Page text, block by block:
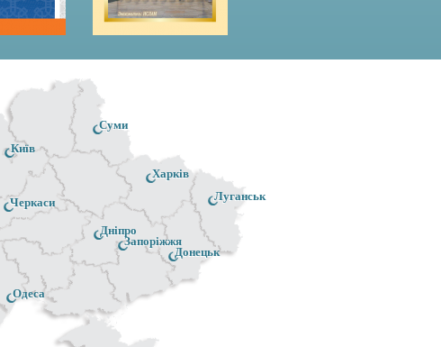
Донецьк
Черкаси
Київ
Луганськ
Дніпро
Одеса
Суми
Запоріжжя
Харків